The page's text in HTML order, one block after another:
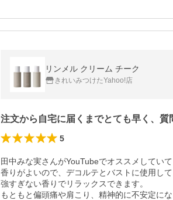
リンメル クリーム チーク
きれいみつけたYahoo!店
注文から自宅に届くまでとても早く、
5
田中みな実さんがYouTubeでオススメしてい
香りがよいので、デコルテとバストに使用し
強すぎない香りでリラックスできます。
もともと偏頭痛や肩こり、精神的に不安定に